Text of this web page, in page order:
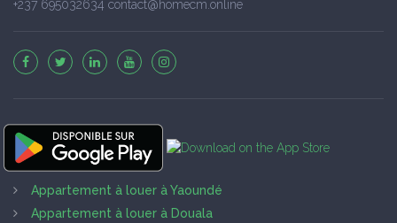
+237 695032634 contact@homecm.online
Appartement à louer à Yaoundé
Appartement à louer à Douala